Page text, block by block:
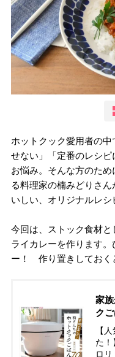
ホットクック愛用者の
せない」「定番のレシピ
お悩み。そんな方のた
る料理家の楠みどりさ
いしい、オリジナルレシ
今回は、ストック食材
ライカレーを作ります
ー！ 作り置きしておく
家
ク
【
た！
ロリ